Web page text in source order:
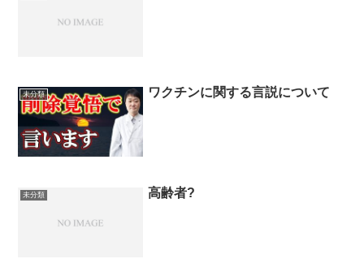
未分類 ワクチンに関する言説について
未分類 高齢者?